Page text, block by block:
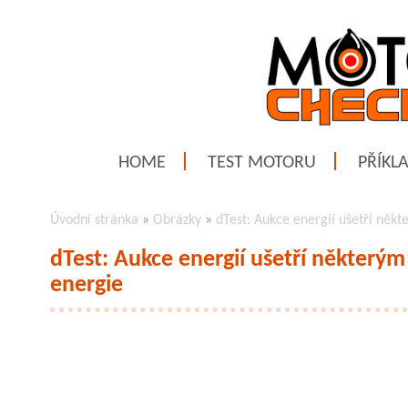
HOME TEST MOTORU
Úvodní stránka » Obrázky » dTest: Aukce energií ušetří
dTest: Aukce energií ušetří
energie